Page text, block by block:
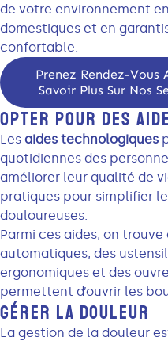
de votre environnement
domestiques et en
confortable.
Prenez Rendez-Vous
Savoir Plus Sur Nos
OPTER POUR DES
Les aides technologiques
quotidiennes des
améliorer leur qualité de
pratiques pour simplifier
douloureuses.
Parmi ces aides, on
automatiques, des
ergonomiques et des
permettent d’ouvrir les
GÉRER LA DOULEUR
La gestion de la douleur